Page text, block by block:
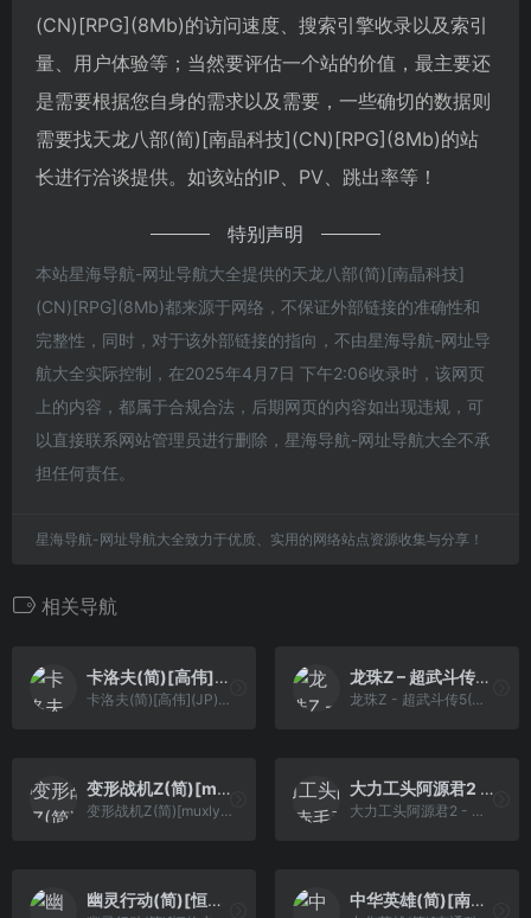
(CN)[RPG](8Mb)的访问速度、搜索引擎收录以及索引
量、用户体验等；当然要评估一个站的价值，最主要还
是需要根据您自身的需求以及需要，一些确切的数据则
需要找天龙八部(简)[南晶科技](CN)[RPG](8Mb)的站
长进行洽谈提供。如该站的IP、PV、跳出率等！
特别声明
本站星海导航-网址导航大全提供的天龙八部(简)[南晶科技]
(CN)[RPG](8Mb)都来源于网络，不保证外部链接的准确性和
完整性，同时，对于该外部链接的指向，不由星海导航-网址导
航大全实际控制，在2025年4月7日 下午2:06收录时，该网页
上的内容，都属于合规合法，后期网页的内容如出现违规，可
以直接联系网站管理员进行删除，星海导航-网址导航大全不承
担任何责任。
星海导航-网址导航大全致力于优质、实用的网络站点资源收集与分享！
相关导航
卡洛夫(简)[高伟](JP)[STG](2Mb)
卡洛夫(简)[高伟](JP)[STG](2Mb)
龙珠Z – 超武斗传5(可选语言版)(繁)[Rex](CN)[ACT](6Mb)
龙珠Z - 超武斗传5(可选语言版)(繁)[Rex](CN)[ACT](6Mb)
变形战机Z(简)[muxly](JP)[STG](0.37Mb)
变形战机Z(简)[muxly](JP)[STG](0.37Mb)
大力工头阿源君2 – 赤毛弹的逆袭(v1.0)(H3001)(简)[DMG+Advance](JP)[ACT](4Mb)
大力工头阿源君2 - 赤毛弹的逆袭(v1.0)(H3001)(简)[DMG+Advance](JP)[ACT](4Mb)
幽灵行动(简)[恒格电子](CN)[RPG](6Mb) 中华英雄(简)[南通科技](CN)[SLG](4Mb)